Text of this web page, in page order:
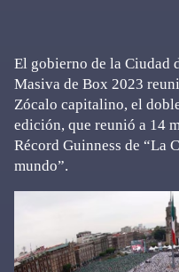
El gobierno de la Ciudad
Masiva de Box 2023
Zócalo capitalino, el
edición, que reunió a 14
Récord Guinness de “La
mundo”.